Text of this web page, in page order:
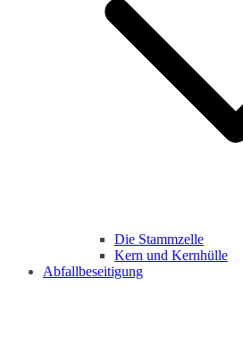
Die Stammzelle
Kern und Kernhülle
Abfallbeseitigung